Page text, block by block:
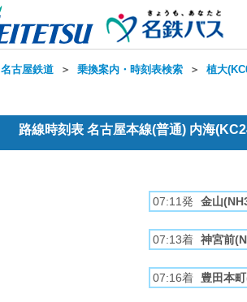
名古屋鉄道 ＞ 乗換案内・時刻表検索 ＞ 植大
路線時刻表 名古屋本線(普通) 内海
07:11発 金山
07:13着 神宮前
07:16着 豊田本